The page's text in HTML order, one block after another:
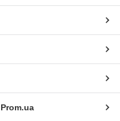
Prom.ua